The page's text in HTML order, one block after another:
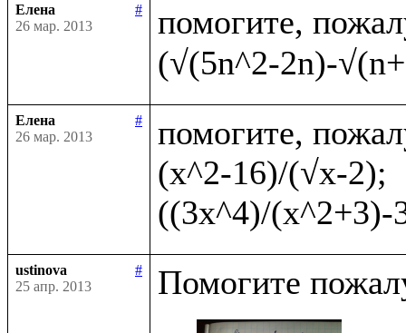
Елена
#
26 мар. 2013
помогите,
Елена
#
26 мар. 2013
помогите,
(x^2-16)/(√x-2);
ustinova
#
25 апр. 2013